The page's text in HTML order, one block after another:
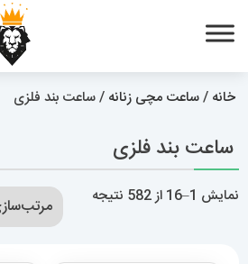
خانه /ساعت مچی زنانه / ساعت بند فلزی
ساعت بند فلزی
نمایش 1–16 از 582 نتیجه
مرتب‌سازی